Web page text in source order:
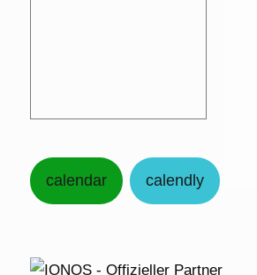
calendar calendly